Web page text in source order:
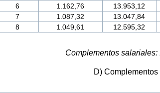
6 1.162,76 13.953,12
7 1.087,32 13.047,84
8 1.049,61 12.595,32
Complementos salariales:
D)